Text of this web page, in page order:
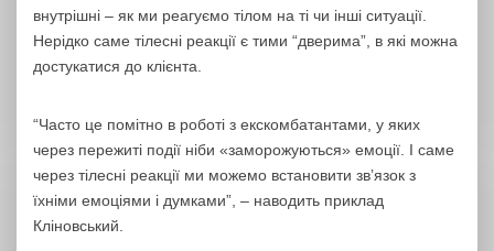
внутрішні – як ми реагуємо тілом на ті чи інші ситуації.
Нерідко саме тілесні реакції є тими “дверима”, в які можна
достукатися до клієнта.
“Часто це помітно в роботі з екскомбатантами, у яких
через пережиті події ніби «заморожуються» емоції. І саме
через тілесні реакції ми можемо встановити зв’язок з
їхніми емоціями і думками”, – наводить приклад
Кліновський.